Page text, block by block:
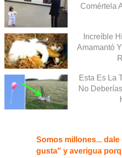
Comértela
Increíble
Amamantó
Esta Es La
No
Somos millones... dale
gusta" y averigua